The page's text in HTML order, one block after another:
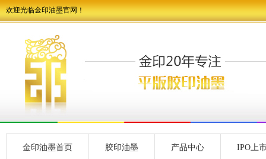
欢迎光临金印油墨官网！
金印油墨首页 胶印油墨 产品中心 IPO上